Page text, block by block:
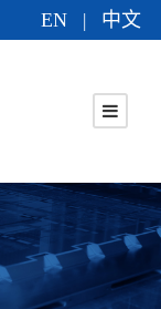
EN | 中文